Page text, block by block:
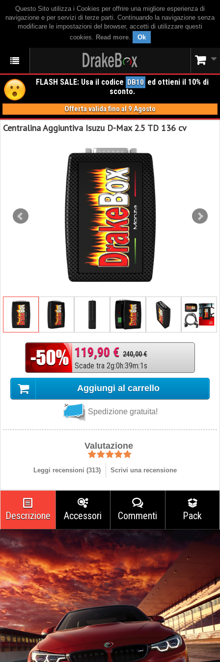
Questo Sito utilizza i Cookies per offrire una migliore esperienza di
navigazione e per servizi di terze parti. Continuando la navigazione senza
modificare le impostazioni del browser, accetti di utilizzare questi
cookies. Read more. Ok
FLASH SALE: Usa il codice DB10 ed ottieni il 10% di
sconto.
Offerta valida fino al 9 Agosto
Centralina Aggiuntiva Isuzu D-Max 2.5 TD 136 cv
119,90 € 240,00 €
Scade tra 2g:0h:39m:0s
Aggiungi al carrello
Spedizione gratuita!
Valutazione
Leggi recensioni (313) Scrivi una recensione
Descrizione Accessori Commenti Pack